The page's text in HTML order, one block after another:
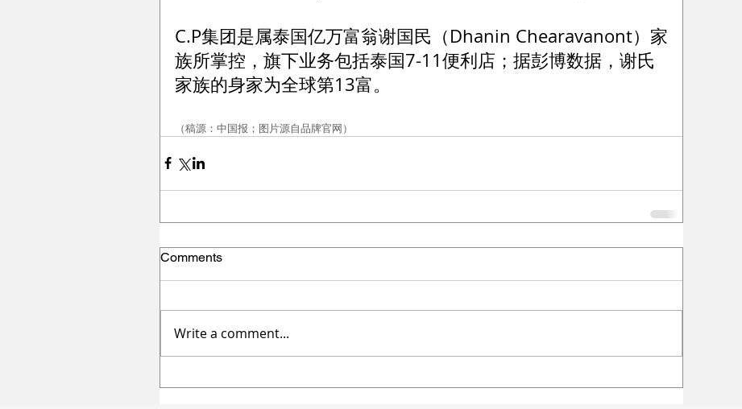
C.P集团是属泰国亿万富翁谢国民（Dhanin Chearavanont）家
族所掌控，旗下业务包括泰国7-11便利店；据彭博数据，谢氏
家族的身家为全球第13富。
（稿源：中国报；图片源自品牌官网）
Comments
Write a comment...